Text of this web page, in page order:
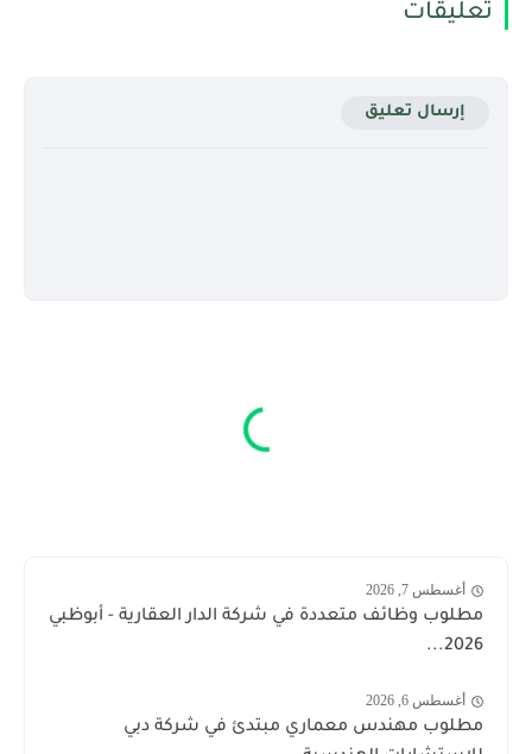
تعليقات
إرسال تعليق
أغسطس 7, 2026
مطلوب وظائف متعددة في شركة الدار العقارية - أبوظبي
2026...
أغسطس 6, 2026
مطلوب مهندس معماري مبتدئ في شركة دبي